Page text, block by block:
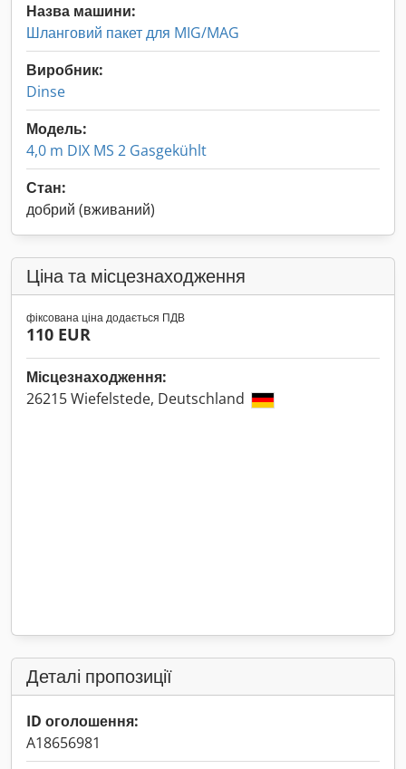
Назва машини:
Шланговий пакет для MIG/MAG
Виробник:
Dinse
Модель:
4,0 m DIX MS 2 Gasgekühlt
Стан:
добрий (вживаний)
Ціна та місцезнаходження
фіксована ціна додається ПДВ
110 EUR
Місцезнаходження:
26215 Wiefelstede, Deutschland
Деталі пропозиції
ID оголошення:
A18656981